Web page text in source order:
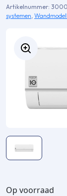
Artikelnummer:
systemen,
Op voorraad